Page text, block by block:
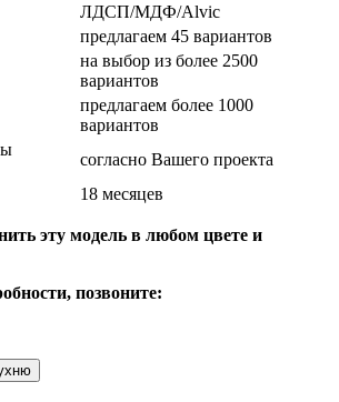
ЛДСП/МДФ/Alvic
предлагаем 45 вариантов
на выбор из более 2500
вариантов
предлагаем более 1000
вариантов
согласно Вашего проекта
18 месяцев
эту модель в любом цвете и
позвоните: